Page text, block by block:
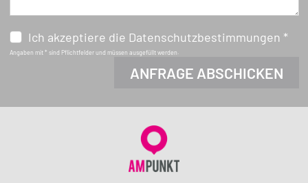
Ich akzeptiere die Datenschutzbestimmungen *
Angaben mit * sind Pflichtfelder und müssen ausgefüllt werden.